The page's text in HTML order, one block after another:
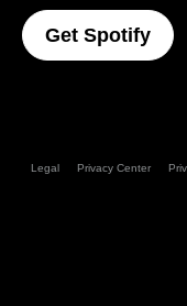
Get Spotify
Legal Privacy Center